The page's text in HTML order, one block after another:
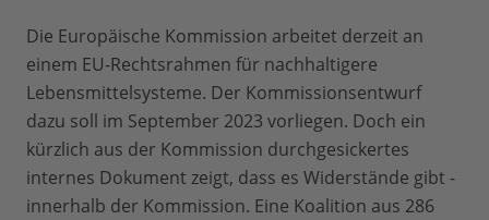
Die Europäische Kommission arbeitet derzeit an
einem EU-Rechtsrahmen für nachhaltigere
Lebensmittelsysteme. Der Kommissionsentwurf
dazu soll im September 2023 vorliegen. Doch ein
kürzlich aus der Kommission durchgesickertes
internes Dokument zeigt, dass es Widerstände gibt -
innerhalb der Kommission. Eine Koalition aus 286